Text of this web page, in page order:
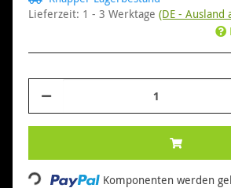
Lieferzeit: 1 - 3 Werktage (DE - Ausland
Loading... Komponenten werden